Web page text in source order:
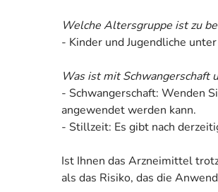
Welche Altersgruppe ist zu
- Kinder und Jugendliche
Was ist mit Schwangerschaft
- Schwangerschaft: Wenden
angewendet werden kann.
- Stillzeit: Es gibt nach
Ist Ihnen das Arzneimittel
als das Risiko, das die